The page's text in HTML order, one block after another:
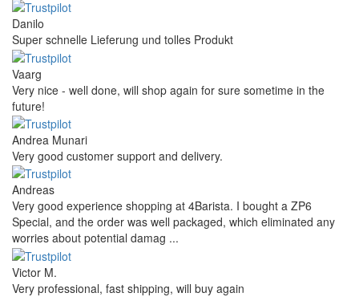
Danilo
Super schnelle Lieferung und tolles Produkt
Vaarg
Very nice - well done, will shop again for sure sometime in the
future!
Andrea Munari
Very good customer support and delivery.
Andreas
Very good experience shopping at 4Barista. I bought a ZP6
Special, and the order was well packaged, which eliminated any
worries about potential damag ...
Victor M.
Very professional, fast shipping, will buy again